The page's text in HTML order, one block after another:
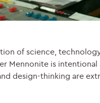
of science,
Mennonite is
design-thinking are